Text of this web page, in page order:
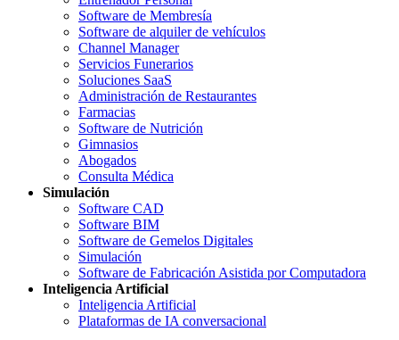
Software de Membresía
Software de alquiler de vehículos
Channel Manager
Servicios Funerarios
Soluciones SaaS
Administración de Restaurantes
Farmacias
Software de Nutrición
Gimnasios
Abogados
Consulta Médica
Simulación
Software CAD
Software BIM
Software de Gemelos Digitales
Simulación
Software de Fabricación Asistida por Computadora
Inteligencia Artificial
Inteligencia Artificial
Plataformas de IA conversacional